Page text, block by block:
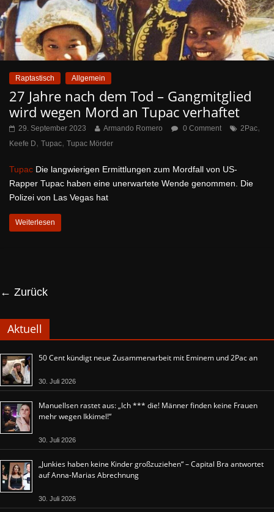
Raptastisch Allgemein
27 Jahre nach dem Tod – Gangmitglied
wird wegen Mord an Tupac verhaftet
29. September 2023 Armando Romero 0 Comment 2Pac,
Keefe D, Tupac, Tupac Mörder
Tupac Die langwierigen Ermittlungen zum Mordfall von US-
Rapper Tupac haben eine unerwartete Wende genommen. Die
Polizei von Las Vegas hat
Weiterlesen
← Zurück
Aktuell
50 Cent kündigt neue Zusammenarbeit mit Eminem und 2Pac an
30. Juli 2026
Manuellsen rastet aus: „Ich *** die! Männer finden keine Frauen
mehr wegen Ikkimel!“
30. Juli 2026
„Junkies haben keine Kinder großzuziehen“ – Capital Bra antwortet
auf Anna-Marias Abrechnung
30. Juli 2026